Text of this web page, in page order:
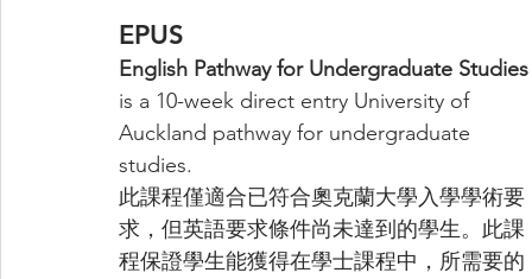
EPUS
English Pathway for Undergraduate Studies
is a 10-week direct entry University of
Auckland pathway for undergraduate
studies.
此課程僅適合已符合奧克蘭大學入學學術要
求，但英語要求條件尚未達到的學生。此課
程保證學生能獲得在學士課程中，所需要的